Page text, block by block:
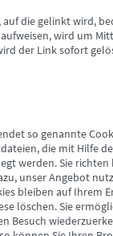
auf die gelinkt wird,
wird um
der Link sofort
so genannte
die mit Hilfe
werden. Sie richten
unser Angebot
bleiben auf Ihrem
löschen. Sie
Besuch